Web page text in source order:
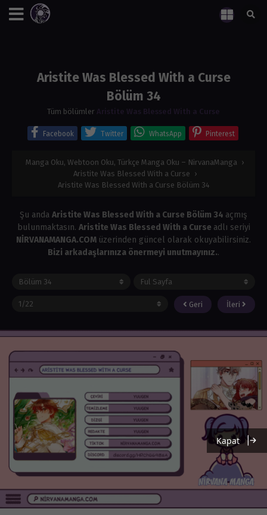
Aristite Was Blessed With a Curse
Bölüm 34
Tüm bölümler Aristite Was Blessed With a Curse
Facebook Twitter WhatsApp Pinterest
Manga Oku, Webtoon Oku, Türkçe Manga Oku – NirvanaManga ›
Aristite Was Blessed With a Curse ›
Aristite Was Blessed With a Curse Bölüm 34
Şu anda Aristite Was Blessed With a Curse Bölüm 34 açmış
bulunmaktasın. Aristite Was Blessed With a Curse adlı seriyi
NİRVANAMANGA.COM üzerinden güncel olarak okuyabilirsiniz.
Bizi arkadaşlarınıza önermeyi unutmayınız..
Geri İleri
Kapat